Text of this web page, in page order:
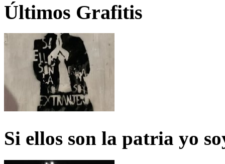
Últimos Grafitis
Si ellos son la patria yo